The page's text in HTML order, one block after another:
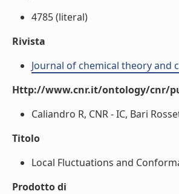
4785 (literal)
Rivista
Journal of chemical theory and
Http://www.cnr.it/ontology/cnr/
Caliandro R, CNR - IC, Bari
Titolo
Local Fluctuations and
Prodotto di